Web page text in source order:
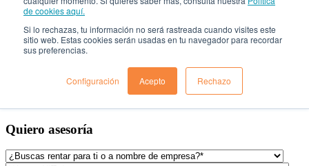
de cookies aquí.
Si lo rechazas, tu información no será rastreada cuando visites este
sitio web. Estas cookies serán usadas en tu navegador para recordar
sus preferencias.
Configuración Acepto Rechazo
Nuestros vehículos
¿Dónde estamos?
Preguntas frecuentes
Blog
Solicitar Asesoría
Quiero asesoría